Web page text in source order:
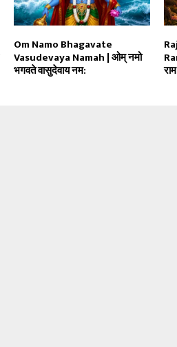
Om Namo Bhagavate
Vasudevaya Namah | ओम् नमो
भगवते वासुदेवाय नम: